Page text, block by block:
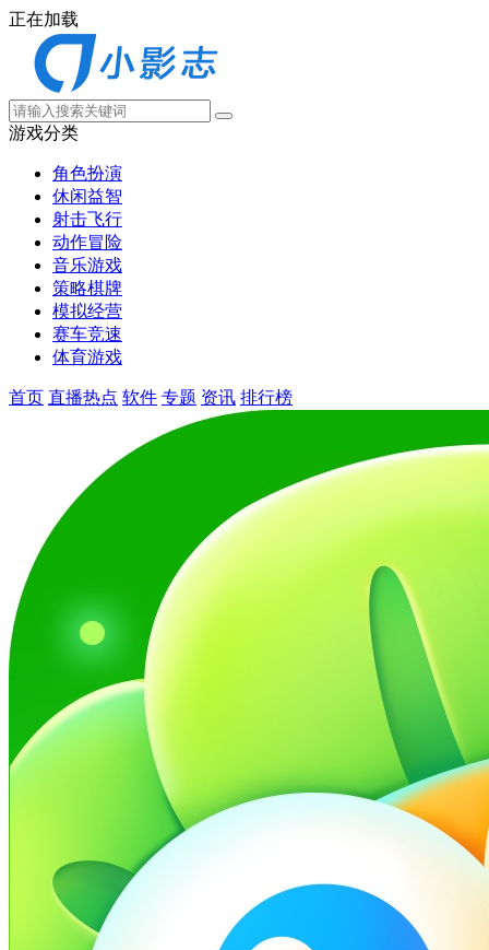
正在加载
游戏分类
角色扮演
休闲益智
射击飞行
动作冒险
音乐游戏
策略棋牌
模拟经营
赛车竞速
体育游戏
首页 直播热点 软件 专题 资讯 排行榜